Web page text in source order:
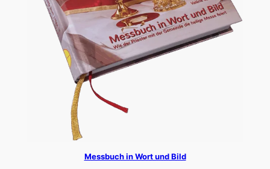
Messbuch in Wort und Bild